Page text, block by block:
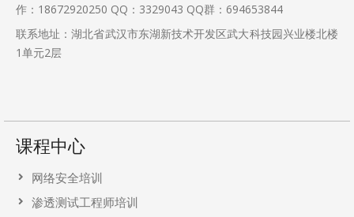
作：18672920250 QQ：3329043 QQ群：694653844
联系地址：湖北省武汉市东湖新技术开发区武大科技园兴业楼北楼
1单元2层
课程中心
网络安全培训
渗透测试工程师培训